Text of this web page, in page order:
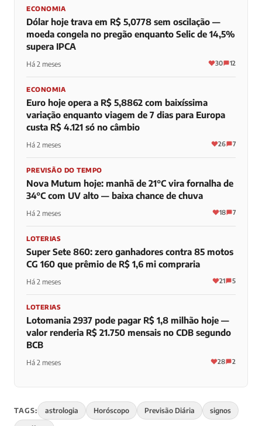
ECONOMIA
Dólar hoje trava em R$ 5,0778 sem oscilação —
moeda congela no pregão enquanto Selic de 14,5%
supera IPCA
Há 2 meses 30 12
ECONOMIA
Euro hoje opera a R$ 5,8862 com baixíssima
variação enquanto viagem de 7 dias para Europa
custa R$ 4.121 só no câmbio
Há 2 meses 26 7
PREVISÃO DO TEMPO
Nova Mutum hoje: manhã de 21°C vira fornalha de
34°C com UV alto — baixa chance de chuva
Há 2 meses 18 7
LOTERIAS
Super Sete 860: zero ganhadores contra 85 motos
CG 160 que prêmio de R$ 1,6 mi compraria
Há 2 meses 21 5
LOTERIAS
Lotomania 2937 pode pagar R$ 1,8 milhão hoje —
valor renderia R$ 21.750 mensais no CDB segundo
BCB
Há 2 meses 28 2
TAGS: astrologia Horóscopo Previsão Diária signos